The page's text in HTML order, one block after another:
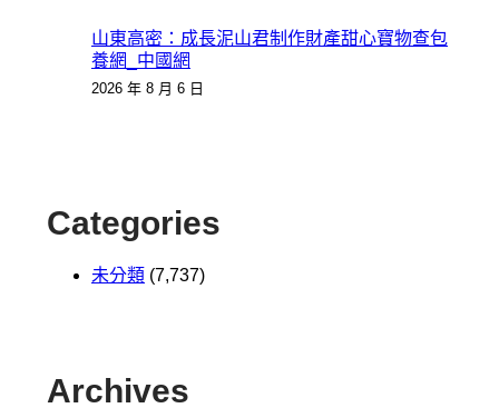
山東高密：成長泥山君制作財產甜心寶物查包
養網_中國網
2026 年 8 月 6 日
Categories
未分類 (7,737)
Archives